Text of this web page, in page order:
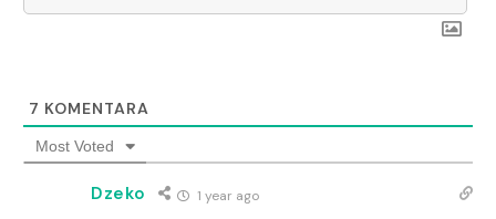
7 KOMENTARA
Most Voted
Dzeko 1 year ago